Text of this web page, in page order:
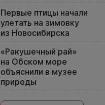
Первые птицы начали
улетать на зимовку
из Новосибирска
«Ракушечный рай»
на Обском море
объяснили в музее
природы